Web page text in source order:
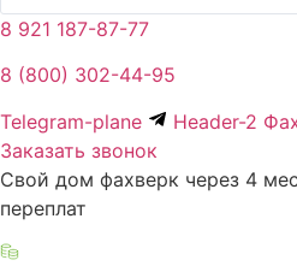
8 921 187-87-77
8 (800) 302-44-95
Telegram-plane
Header-2
Заказать звонок
Свой дом фахверк через 4
переплат